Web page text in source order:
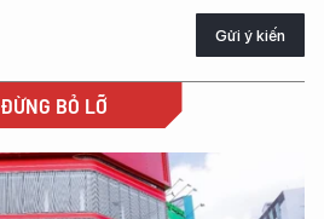
Gửi ý kiến
ĐỪNG BỎ LỠ